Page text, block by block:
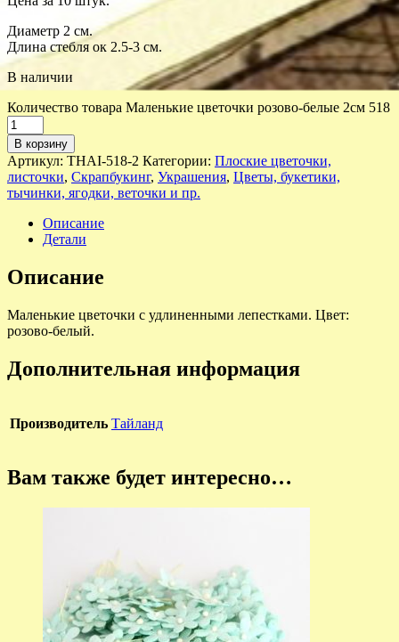
Диаметр 2 см.
Длина стебля ок 2.5-3 см.
В наличии
Количество товара Маленькие цветочки розово-белые 2см 518
В корзину
Артикул: THAI-518-2 Категории: Плоские цветочки,
листочки, Скрапбукинг, Украшения, Цветы, букетики,
тычинки, ягодки, веточки и пр.
Описание
Детали
Описание
Маленькие цветочки с удлиненными лепестками. Цвет:
розово-белый.
Дополнительная информация
Производитель Тайланд
Вам также будет интересно…